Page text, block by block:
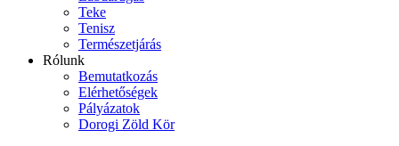
Teke
Tenisz
Természetjárás
Rólunk
Bemutatkozás
Elérhetőségek
Pályázatok
Dorogi Zöld Kör